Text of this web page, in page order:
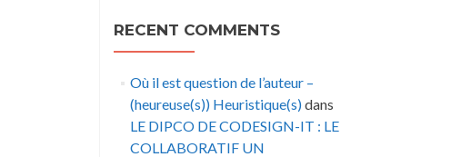
RECENT COMMENTS
Où il est question de l’auteur –
(heureuse(s)) Heuristique(s)dans
LE DIPCO DE CODESIGN-IT : LE
COLLABORATIF UN